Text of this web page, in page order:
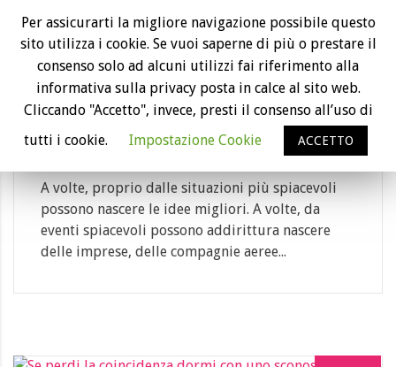
03
Feb
Da un ritardo aereo è nata la Virgin
Atlantic: ecco la storia del milionario
Richard Branson
Category: compagnie aeree
A volte, proprio dalle situazioni più spiacevoli
possono nascere le idee migliori. A volte, da
eventi spiacevoli possono addirittura nascere
delle imprese, delle compagnie aeree...
Per assicurarti la migliore navigazione possibile questo
sito utilizza i cookie. Se vuoi saperne di più o prestare il
consenso solo ad alcuni utilizzi fai riferimento alla
informativa sulla privacy posta in calce al sito web.
Cliccando "Accetto", invece, presti il consenso all’uso di
tutti i cookie.
Impostazione Cookie ACCETTO